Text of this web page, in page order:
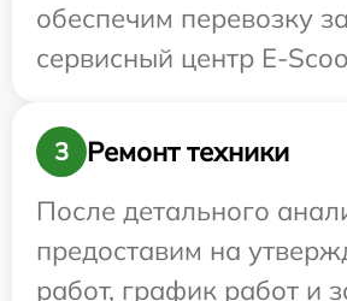
обеспечим перевозку
сервисный центр E-
3
Ремонт техники
После детального
предоставим на
работ, график работ и